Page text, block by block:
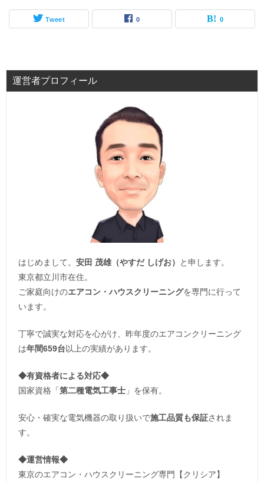
Tweet 0 0
運営者プロフィール
はじめまして。 安田 茂雄（やすだ しげお）
と申します。
東京都立川市在住。
ご家庭向けのエアコン・ハウスクリーニングを専門に行って
います。
丁寧で誠実な対応を心がけ、昨年度のエアコンクリーニング
は年間659台以上の実績があります。
◆有資格者による対応◆
国家資格「 第二種電気工事士 」を保有。
安心・確実な電気機器の取り扱いで施工品質も保証されま
す。
◆運営情報◆
東京のエアコン・ハウスクリーニング専門【クリシア】